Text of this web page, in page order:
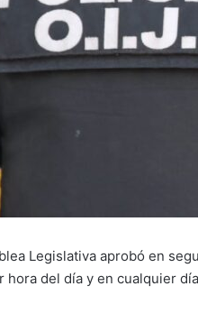
Legislativa aprobó en
hora del día y en cualquier